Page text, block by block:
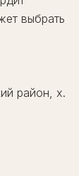
выбрать
район, х.